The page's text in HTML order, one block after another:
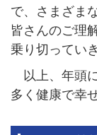
で、さまざま
皆さんのご理
乗り切ってい
以上、年頭
多く健康で幸